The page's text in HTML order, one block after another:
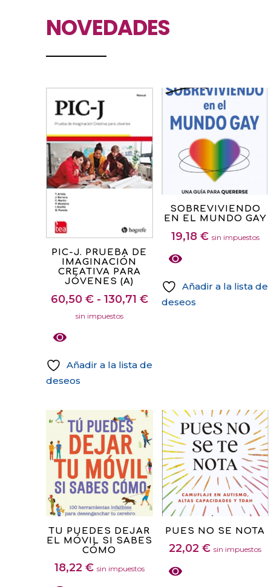
NOVEDADES
Este
producto
tiene
múltiples
variantes.
opciones
se
pueden
en
la
página
de
producto
PIC-J. PRUEBA DE
IMAGINACIÓN
CREATIVA PARA
JÓVENES (A)
60,50 € - 130,71 €Rango
60,50 €
sin impuestos
Añadir a la lista de
deseos
producto
tiene
múltiples
variantes.
opciones
se
elegir
página
SOBREVIVIENDO
EN EL MUNDO GAY
19,18 € sin impuestos
Añadir a la lista de
deseos
TU PUEDES DEJAR
EL MÓVIL SI SABES
CÓMO
18,22 € sin impuestos
PUES NO SE NOTA
22,02€ sin impuestos